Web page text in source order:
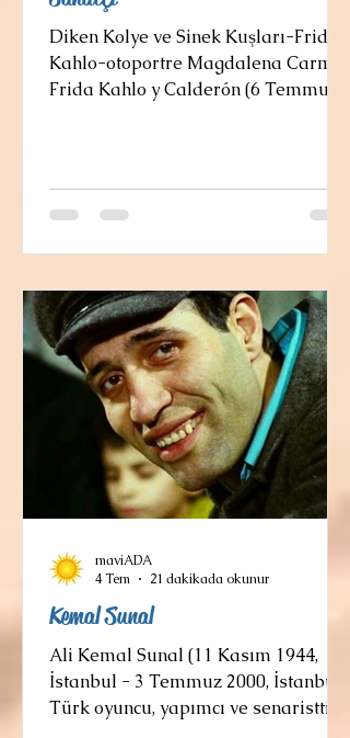
Diken Kolye ve Sinek Kuşları-Frida
Kahlo-otoportre Magdalena Carmen
Frida Kahlo y Calderón (6 Temmuz
eserleriyle tanınan Meksikalı
ressamdır. Ülkenin popüler
kimlik, sömürgecilik sonrası toplum,
cinsiyet, sınıf ve ırk gibi konuları
işledi; eserlerinde çoğu zaman güçlü
otobiyografik öğeleri gerçekçilik ve
Kemal Sunal
Ali Kemal Sunal (11 Kasım 1944,
İstanbul - 3 Temmuz 2000, İstanbul),
Türk oyuncu, yapımcı ve senaristtir.
maviADA
4 Tem
21 dakikada okunur